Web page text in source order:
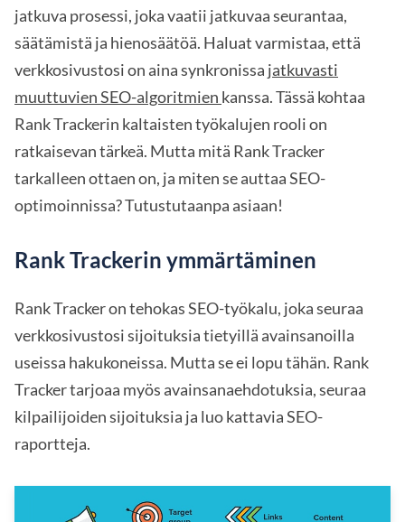
jatkuva prosessi, joka vaatii jatkuvaa seurantaa,
säätämistä ja hienosäätöä. Haluat varmistaa, että
verkkosivustosi on aina synkronissa jatkuvasti
muuttuvien SEO-algoritmien kanssa. Tässä kohtaa
Rank Trackerin kaltaisten työkalujen rooli on
ratkaisevan tärkeä. Mutta mitä Rank Tracker
tarkalleen ottaen on, ja miten se auttaa SEO-
optimoinnissa? Tutustutaanpa asiaan!
Rank Trackerin ymmärtäminen
Rank Tracker on tehokas SEO-työkalu, joka seuraa
verkkosivustosi sijoituksia tietyillä avainsanoilla
useissa hakukoneissa. Mutta se ei lopu tähän. Rank
Tracker tarjoaa myös avainsanaehdotuksia, seuraa
kilpailijoiden sijoituksia ja luo kattavia SEO-
raportteja.